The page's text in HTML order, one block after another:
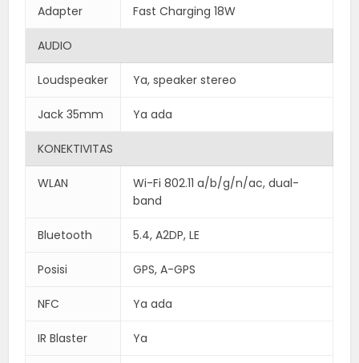
Adapter Fast Charging 18W
AUDIO
Loudspeaker Ya, speaker stereo
Jack 35mm Ya ada
KONEKTIVITAS
WLAN
Wi-Fi 802.11 a/b/g/n/ac, dual-
band
Bluetooth 5.4, A2DP, LE
Posisi GPS, A-GPS
NFC Ya ada
IR Blaster Ya